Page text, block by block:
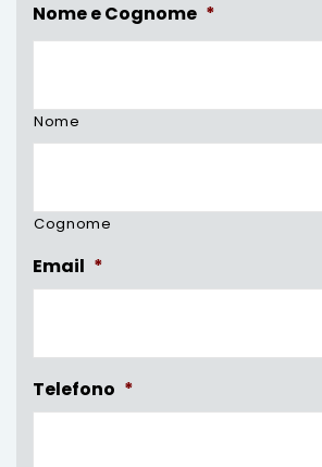
Nome e Cognome *
Nome
Cognome
Email *
Telefono *